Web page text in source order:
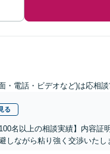
・電話・ビデオなど)は応相談
る
名以上の相談実績】内容
しながら粘り強く交渉いたし